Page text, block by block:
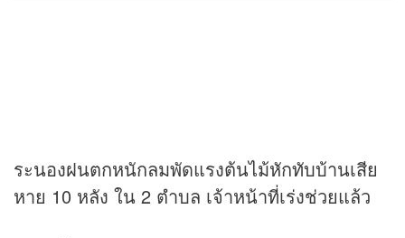
ระนองฝนตกหนักลมพัดแรงต้นไม้หักทับบ้านเสีย
หาย 10 หลัง ใน 2 ตำบล เจ้าหน้าที่เร่งช่วยแล้ว